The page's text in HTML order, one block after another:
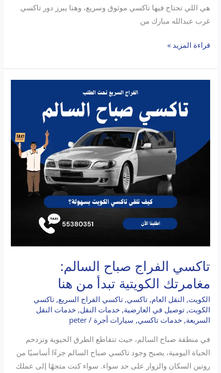
هي اللي تحتاج فيها تاكسي موثوق وسريع، وهنا يبرز دور تاكسي
غرب عبدالله مبارك من
قراءة المزيد »
تاكسي الفراج صباح السالم:
مغامرتك الكويتية تبدأ من هنا
الكويت, النقل العام,تاكسي,تاكسي الفراج السريع,تاكسي
الكويت,توصيل في العارضية,خدمات النقل,خدمات النقل
السريعة,خدمات تاكسي, سيارات أجرة /
peter
في منطقة صباح السالم، حيث تتقاطع الطرق الحيوية وتزدحم
الحياة اليومية، يصبح وجود تاكسي صباح السالم جزءًا أساسيًا من
روتين السكان والزوار على حد سواء. سواء كنت متجهًا إلى عملك
مغامرتك
الكويتية